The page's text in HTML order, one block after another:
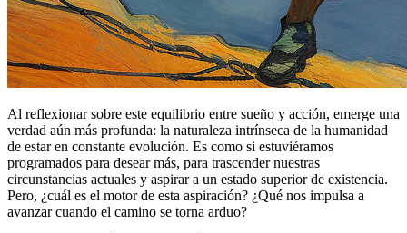
Al reflexionar sobre este equilibrio entre sueño y acción, emerge una
verdad aún más profunda: la naturaleza intrínseca de la humanidad
de estar en constante evolución. Es como si estuviéramos
programados para desear más, para trascender nuestras
circunstancias actuales y aspirar a un estado superior de existencia.
Pero, ¿cuál es el motor de esta aspiración? ¿Qué nos impulsa a
avanzar cuando el camino se torna arduo?